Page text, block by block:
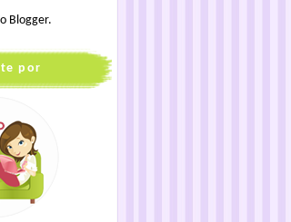
Blogger.
por